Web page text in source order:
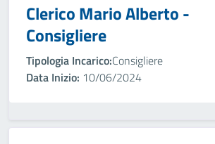
Clerico Mario Alberto -
Consigliere
Tipologia Incarico:Consigliere
Data Inizio: 10/06/2024